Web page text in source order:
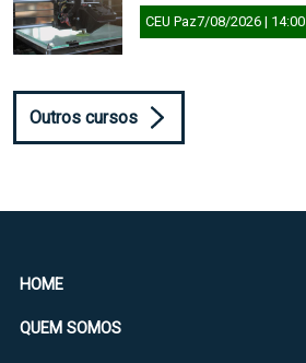
CEU Paz7/08/2026 | 14:00
Outros cursos
HOME
QUEM SOMOS